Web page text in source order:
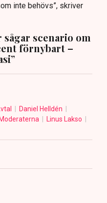
inte behövs”, skriver
scenario om
förnybart –
Daniel Helldén
Moderaterna
Linus Lakso